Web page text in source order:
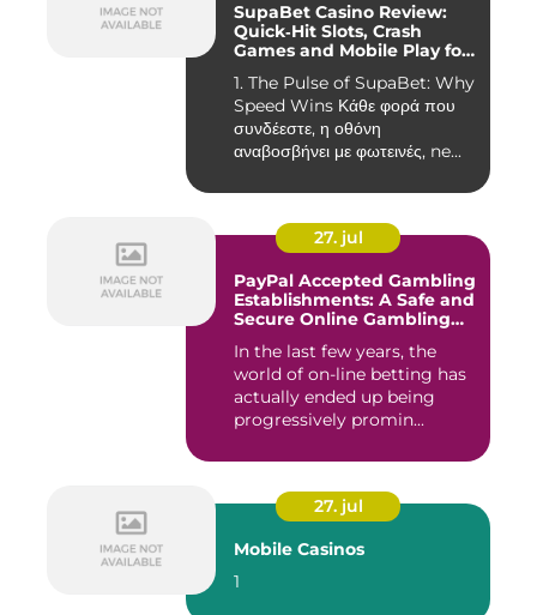
SupaBet Casino Review:
Quick‑Hit Slots, Crash
Games and Mobile Play for
1. The Pulse of SupaBet: Why
Speed Wins Κάθε φορά που
συνδέεστε, η οθόνη
αναβοσβήνει με φωτεινές, ne...
27. jul
PayPal Accepted Gambling
Establishments: A Safe and
Secure Online Gambling
In the last few years, the
world of on-line betting has
actually ended up being
progressively promin...
27. jul
Mobile Casinos
1